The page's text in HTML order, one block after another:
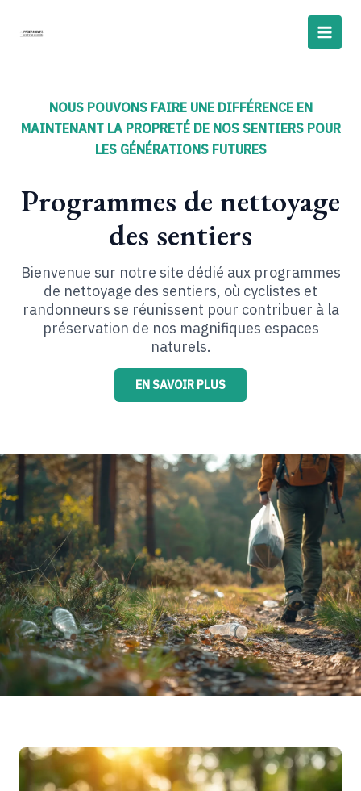
Main
Menu
NOUS POUVONS FAIRE UNE DIFFÉRENCE EN
MAINTENANT LA PROPRETÉ DE NOS SENTIERS POUR
LES GÉNÉRATIONS FUTURES
Programmes de nettoyage
des sentiers
Bienvenue sur notre site dédié aux programmes
de nettoyage des sentiers, où cyclistes et
randonneurs se réunissent pour contribuer à la
préservation de nos magnifiques espaces
naturels.
EN SAVOIR PLUS